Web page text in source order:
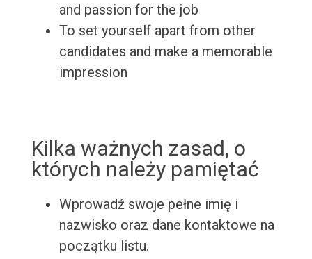
and passion for the job
To set yourself apart from other
candidates and make a memorable
impression
Kilka ważnych zasad, o
których należy pamiętać
Wprowadź swoje pełne imię i
nazwisko oraz dane kontaktowe na
początku listu.